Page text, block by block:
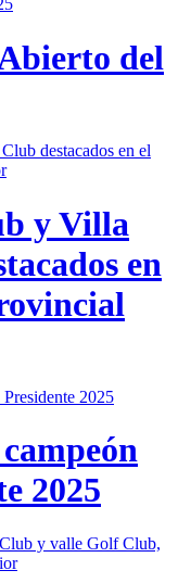
del
y Villa
en
2025